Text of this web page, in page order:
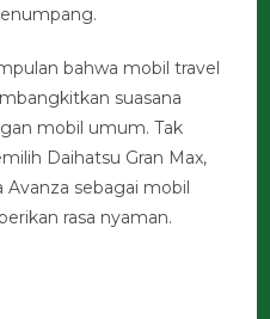
bahwa mobil travel
suasana
mobil umum. Tak
Daihatsu Gran Max,
Avanza sebagai mobil
rasa nyaman.